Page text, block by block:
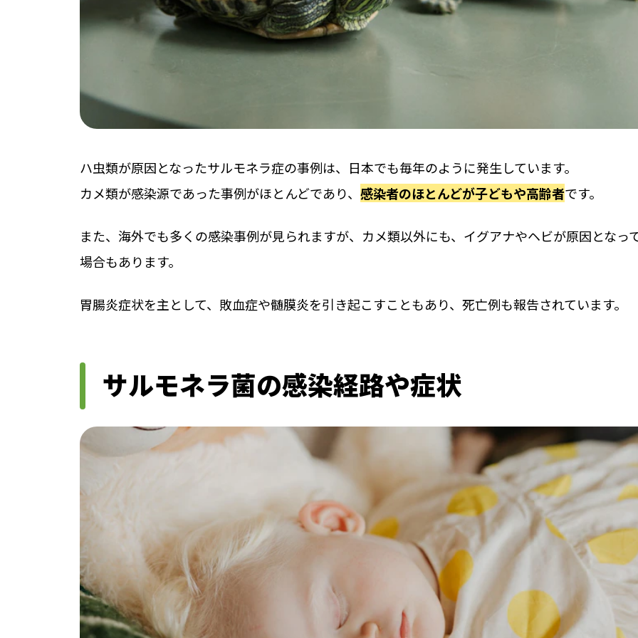
ハ虫類が原因となったサルモネラ症の事例は、日本でも毎年のように発生しています。
カメ類が感染源であった事例がほとんどであり、 感染者のほとんどが子どもや高齢者です。
また、海外でも多くの感染事例が見られますが、カメ類以外にも、イグアナやヘビが原因となっ
場合もあります。
胃腸炎症状を主として、敗血症や髄膜炎を引き起こすこともあり、死亡例も報告されています。
サルモネラ菌の感染経路や症状